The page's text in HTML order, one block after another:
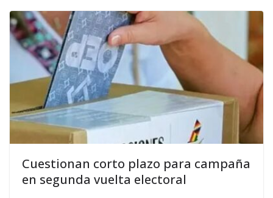
Cuestionan corto plazo para campaña
en segunda vuelta electoral